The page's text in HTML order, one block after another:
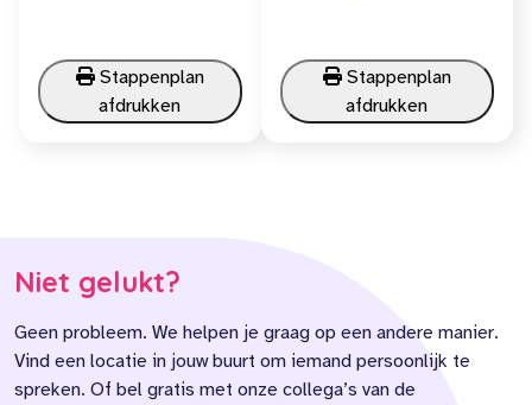
Stappenplan
afdrukken
Stappenplan
afdrukken
Niet gelukt?
Geen probleem. We helpen je graag op een andere manier.
Vind een locatie in jouw buurt om iemand persoonlijk te
spreken. Of bel gratis met onze collega’s van de